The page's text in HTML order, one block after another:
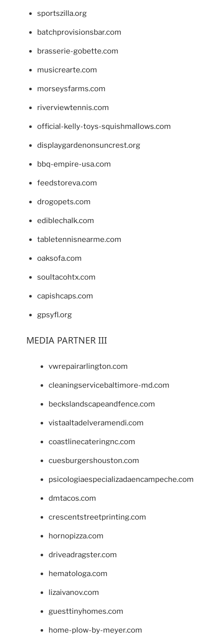
sportszilla.org
batchprovisionsbar.com
brasserie-gobette.com
musicrearte.com
morseysfarms.com
riverviewtennis.com
official-kelly-toys-squishmallows.com
displaygardenonsuncrest.org
bbq-empire-usa.com
feedstoreva.com
drogopets.com
ediblechalk.com
tabletennisnearme.com
oaksofa.com
soultacohtx.com
capishcaps.com
gpsyfl.org
MEDIA PARTNER III
vwrepairarlington.com
cleaningservicebaltimore-md.com
beckslandscapeandfence.com
vistaaltadelveramendi.com
coastlinecateringnc.com
cuesburgershouston.com
psicologiaespecializadaencampeche.com
dmtacos.com
crescentstreetprinting.com
hornopizza.com
driveadragster.com
hematologa.com
lizaivanov.com
guesttinyhomes.com
home-plow-by-meyer.com